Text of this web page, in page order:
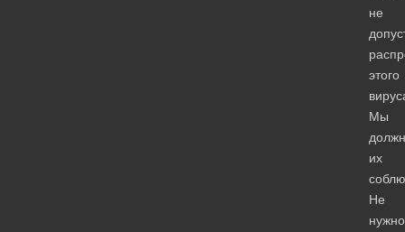
не
этого
Мы
их
Не
нужно